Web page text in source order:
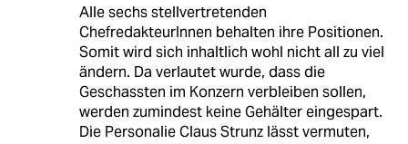
Alle sechs stellvertretenden
ChefredakteurInnen behalten ihre Positionen.
Somit wird sich inhaltlich wohl nicht all zu viel
ändern. Da verlautet wurde, dass die
Geschassten im Konzern verbleiben sollen,
werden zumindest keine Gehälter eingespart.
Die Personalie Claus Strunz lässt vermuten,